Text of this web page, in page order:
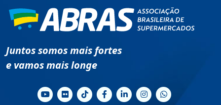
Juntos somos mais fortes
e vamos mais longe